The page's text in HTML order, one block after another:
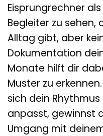
Eisprungrechner
Begleiter zu sehen,
Alltag gibt, aber
Dokumentation
Monate hilft dir
Muster zu
sich dein
anpasst, gewinnst
Umgang mit